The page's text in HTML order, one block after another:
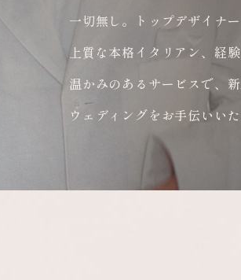
一切無し。トップデザイナ
上質な本格イタリアン、経
温かみのあるサービスで、
ウェディングをお手伝いい